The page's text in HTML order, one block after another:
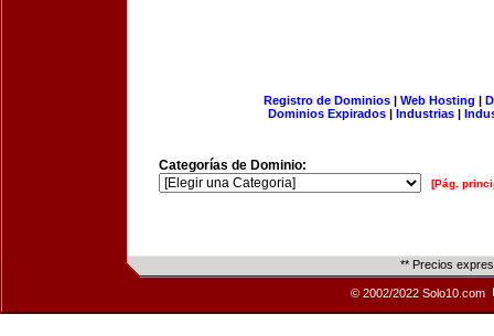
Registro de Dominios| Web Hosting |
Dominios Expirados | Industrias |
Categorías de Dominio:
[Pág.
** Precios
© 2002/2022 Solo10.com